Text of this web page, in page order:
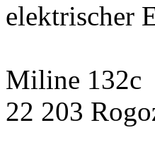
elektrischer
Miline 132c
22 203